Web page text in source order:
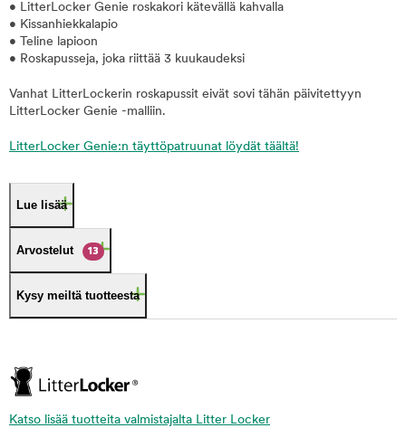
• LitterLocker Genie roskakori kätevällä kahvalla
• Kissanhiekkalapio
• Teline lapioon
• Roskapusseja, joka riittää 3 kuukaudeksi
Vanhat LitterLockerin roskapussit eivät sovi tähän päivitettyyn
LitterLocker Genie -malliin.
LitterLocker Genie:n täyttöpatruunat löydät täältä!
Lue lisää
Arvostelut 13
Kysy meiltä tuotteesta
Katso lisää tuotteita valmistajalta Litter Locker